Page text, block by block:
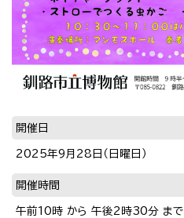
開催日
2025年9月28日（日曜日）
開催時間
午前10時 から 午後2時30分 まで